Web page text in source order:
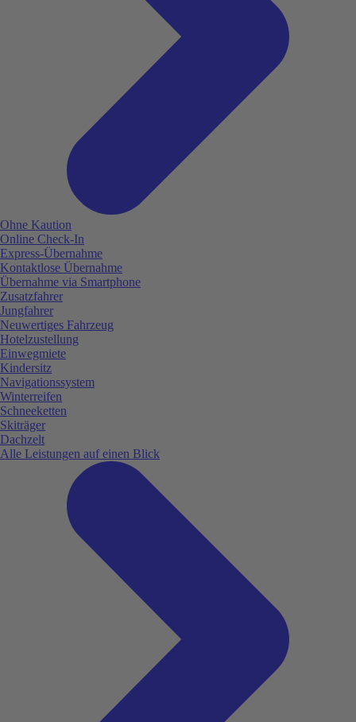
Ohne Kaution
Online Check-In
Express-Übernahme
Kontaktlose Übernahme
Übernahme via Smartphone
Zusatzfahrer
Jungfahrer
Neuwertiges Fahrzeug
Hotelzustellung
Einwegmiete
Kindersitz
Navigationssystem
Winterreifen
Schneeketten
Skiträger
Dachzelt
Alle Leistungen auf einen Blick